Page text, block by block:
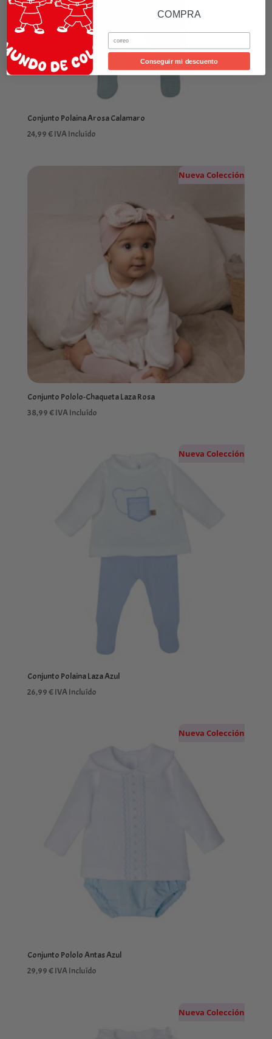
Conjunto Polaina Arosa Calamaro
24,99€IVA Incluído
Nueva Colección
Conjunto Pololo-Chaqueta Laza Rosa
38,99€IVA Incluído
Nueva Colección
Conjunto Polaina Laza Azul
26,99€IVA Incluído
Nueva Colección
Conjunto Pololo Antas Azul
29,99€IVA Incluído
Nueva Colección
COMPRA
Email
Conseguir mi descuento